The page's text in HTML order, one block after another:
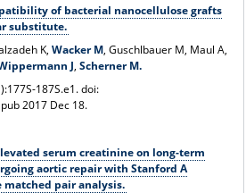
of bacterial nanocellulose grafts
substitute.
K, Wacker M, Guschlbauer M, Maul A,
J, Scherner M.
187S.e1. doi:
2017 Dec 18.
serum creatinine on long-term
aortic repair with Stanford A
pair analysis.